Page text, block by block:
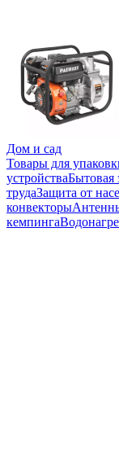
Дом и сад
Товары для
устройстваБытовая
трудаЗащита от
конвекторы
кемпинга